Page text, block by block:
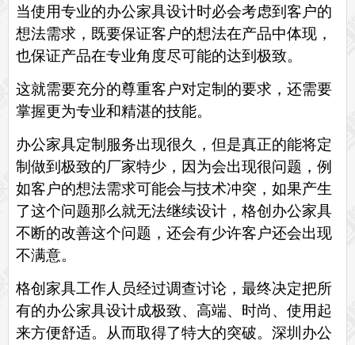
当使用专业的办公家具设计时必会考虑到客户的
想法需求，既要保证客户的想法在产品中体现，
也保证产品在专业角度尽可能的达到极致。
这就需要充分的尊重客户对定制的要求，还需要
掌握更为专业和精湛的技能。
办公家具定制服务出现很久，但是真正的能将定
制做到极致的厂家特少，因为会出现很问题，例
如客户的想法需求可能会与技术冲突，如果产生
了这个问题那么就无法继续设计， 格创 办公家具
不断的改善这个问题，还会有少许客户还会出现
不满意。
格创 家具工作人员经过调查讨论，最终决定把所
有的办公家具设计成极致、高端、时尚、使用起
来方便舒适。从而取得了特大的突破。 深圳办公